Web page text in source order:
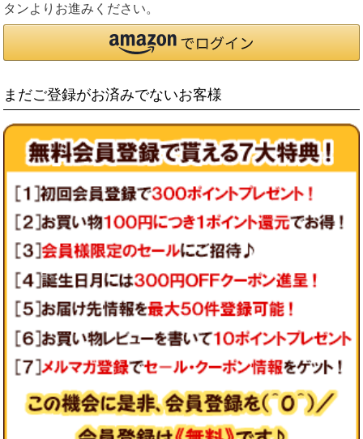
タンよりお進みください。
まだご登録がお済みでないお客様